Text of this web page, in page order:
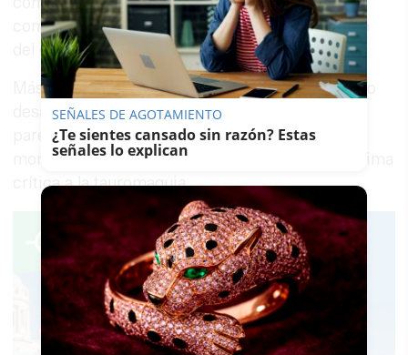
como carentes de anclaje alguno en el ejercicio
del derecho a la libertad de expresión".
Más allá de que algunos empleen las redes como
desahogo, lo cierto es que hay mensajes que
parece que siguen cruzando muchas líneas
morales que no se justifican en la más que legítima
crítica a la tauromaquia.
SEÑALES DE AGOTAMIENTO
¿Te sientes cansado sin razón? Estas
señales lo explican